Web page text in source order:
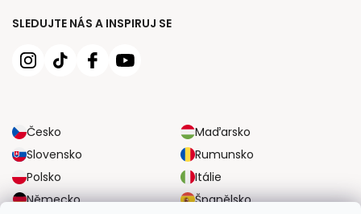
SLEDUJTE NÁS A INSPIRUJ SE
Česko
Maďarsko
Slovensko
Rumunsko
Polsko
Itálie
Německo
Španělsko